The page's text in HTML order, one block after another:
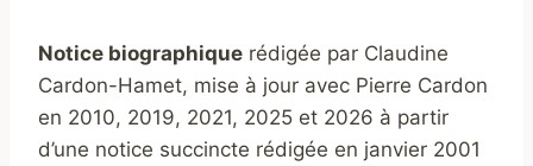
Notice biographique rédigée par Claudine
Cardon-Hamet, mise à jour avec Pierre Cardon
en 2010, 2019, 2021, 2025 et 2026 à partir
d’une notice succincte rédigée en janvier 2001